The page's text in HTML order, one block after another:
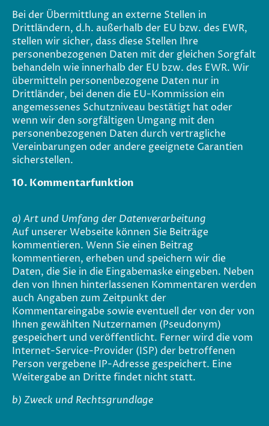
Bei der Übermittlung an externe Stellen in
Drittländern, d.h. außerhalb der EU bzw. des EWR,
stellen wir sicher, dass diese Stellen Ihre
personenbezogenen Daten mit der gleichen Sorgfalt
behandeln wie innerhalb der EU bzw. des EWR. Wir
übermitteln personenbezogene Daten nur in
Drittländer, bei denen die EU-Kommission ein
angemessenes Schutzniveau bestätigt hat oder
wenn wir den sorgfältigen Umgang mit den
personenbezogenen Daten durch vertragliche
Vereinbarungen oder andere geeignete Garantien
sicherstellen.
10. Kommentarfunktion
a) Art und Umfang der Datenverarbeitung
Auf unserer Webseite können Sie Beiträge
kommentieren. Wenn Sie einen Beitrag
kommentieren, erheben und speichern wir die
Daten, die Sie in die Eingabemaske eingeben. Neben
den von Ihnen hinterlassenen Kommentaren werden
auch Angaben zum Zeitpunkt der
Kommentareingabe sowie eventuell der von der von
Ihnen gewählten Nutzernamen (Pseudonym)
gespeichert und veröffentlicht. Ferner wird die vom
Internet-Service-Provider (ISP) der betroffenen
Person vergebene IP-Adresse gespeichert. Eine
Weitergabe an Dritte findet nicht statt.
b) Zweck und Rechtsgrundlage